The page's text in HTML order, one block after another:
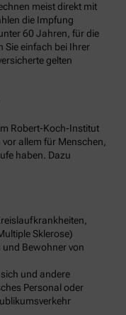
meist direkt mit
die Impfung
60 Jahren, für die
Sie einfach bei Ihrer
gelten
Robert-Koch-Institut
allem für Menschen,
haben. Dazu
Sklerose)
Bewohner von
und andere
Personal oder